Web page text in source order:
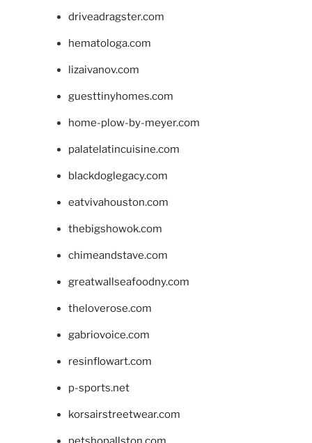
driveadragster.com
hematologa.com
lizaivanov.com
guesttinyhomes.com
home-plow-by-meyer.com
palatelatincuisine.com
blackdoglegacy.com
eatvivahouston.com
thebigshowok.com
chimeandstave.com
greatwallseafoodny.com
theloverose.com
gabriovoice.com
resinflowart.com
p-sports.net
korsairstreetwear.com